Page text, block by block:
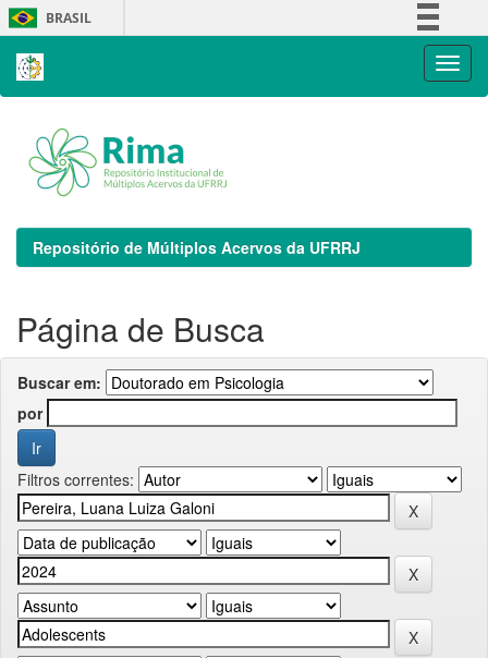
Skip
navigation
BRASIL
Repositório de Múltiplos Acervos da UFRRJ
Página de Busca
Buscar em:
por
Filtros correntes: